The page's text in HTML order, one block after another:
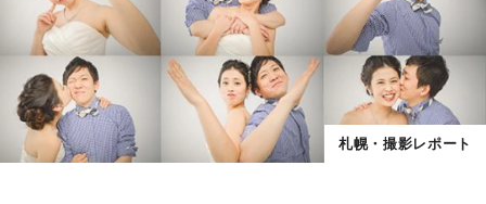
札幌・撮影レポート